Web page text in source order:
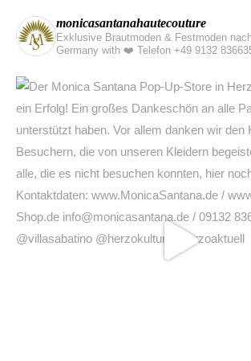
monicasantanahautecouture
Exklusive Brautmoden & Festmoden
Germany with ❤️ Telefon +49 9132